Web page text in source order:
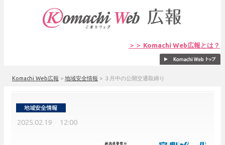
＞＞ Komachi Web広報とは？
Komachi Web広報 > 地域安全情報 > ３月中の公開交通取締り
2025.02.19 12:00